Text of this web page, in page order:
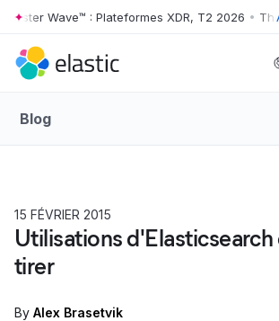
Skip to main content
Wave™ : Plateformes XDR, T2 2026 • The
Blog
15 FÉVRIER 2015
Utilisations d'Elasticsearch
tirer
By Alex Brasetvik